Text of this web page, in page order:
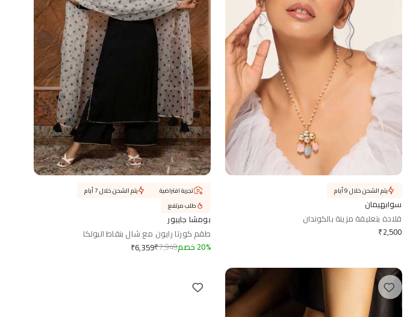
سوابهيمان
قلادة بتعليقة مزينة بالكوندان
₹2,500
يتم الشحن خلال 9 أيام
بومشا جايبور
طقم كورتا رايون مع شال بنقاط البولكا
₹6,359₹7,949 20% خصم
تجربة افتراضية
يتم الشحن خلال 7 أيام
طلب مرتفع